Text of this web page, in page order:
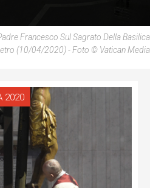
Francesco Sul Sagrato Della Basilica
(10/04/2020) - Foto © Vatican Media
2020